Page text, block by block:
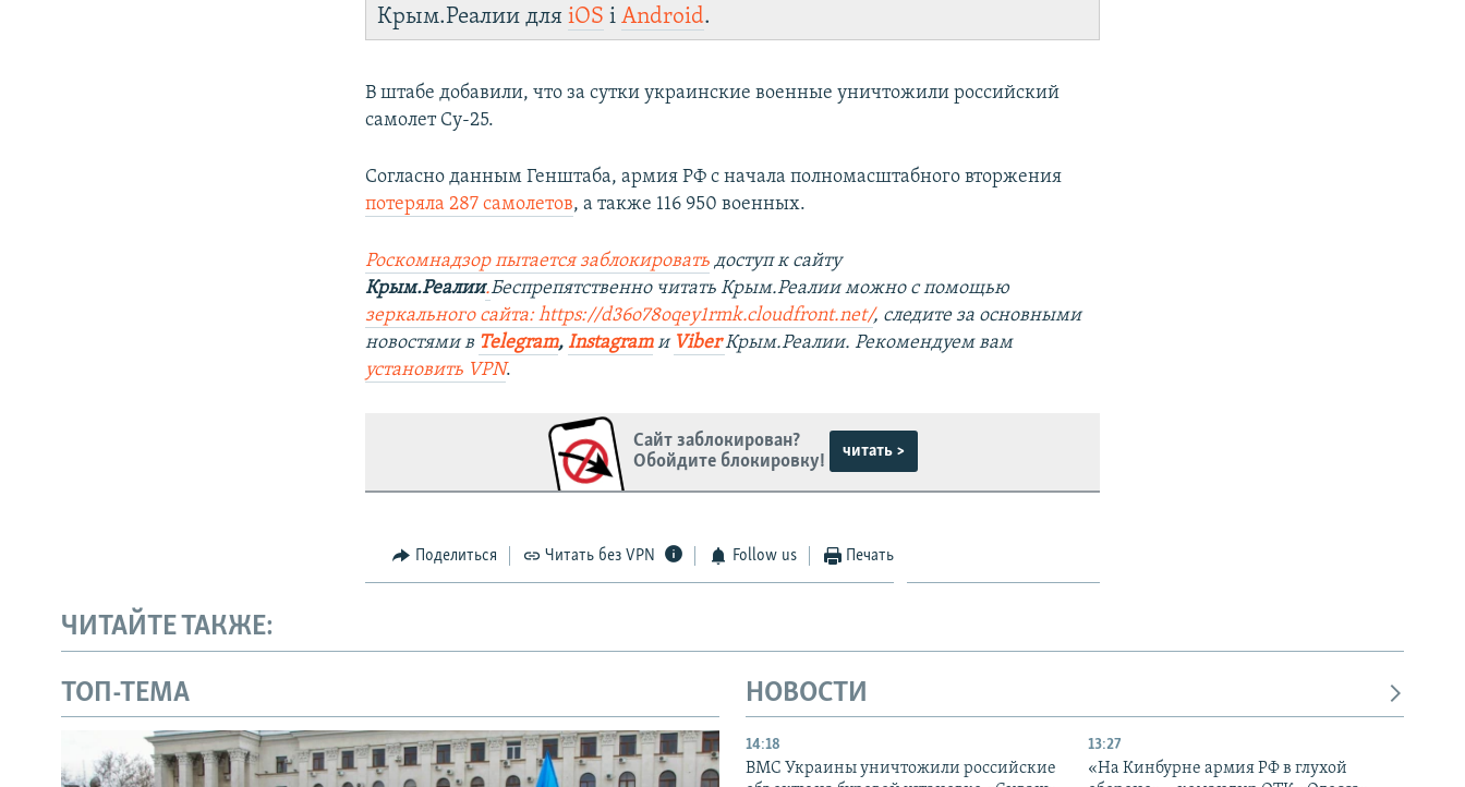
Крым.Реалии дляiOS іAndroid.
В штабе добавили, что за сутки украинские военные уничтожили российский
самолет Су-25.
Согласно данным Генштаба, армия РФ с начала полномасштабного вторжения
потеряла 287 самолетов, а также 116 950 военных.
Роскомнадзор пытается заблокировать доступ к сайту
Крым.Реалии.Беспрепятственно читать Крым.Реалии можно с помощью
зеркального сайта:https://d36o78oqey1rmk.cloudfront.net/, следите за основными
новостями в Telegram,Instagramи ViberКрым.Реалии. Рекомендуем вам
установить VPN.
Сайт заблокирован?
Обойдите блокировку!
читать >
Поделиться Читать без VPN Follow us Печать
ЧИТАЙТЕ ТАКЖЕ:
ТОП-ТЕМА НОВОСТИ
14:18
ВМС Украины уничтожили российские
13:27
«На Кинбурне армия РФ в глухой